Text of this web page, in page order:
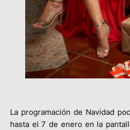
La programación de Navidad
hasta el 7 de enero en la